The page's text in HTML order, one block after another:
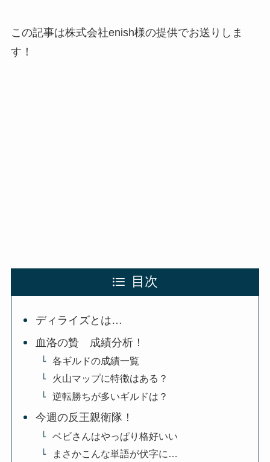
この記事は株式会社enish様の提供でお送りしま
す！
目次
ディライズとは…
血洛の贄 成績分析！
各ギルドの成績一覧
火山マップに特徴はある？
逆転勝ちが多いギルドは？
今週の反王親衛隊！
ベビさんはやっぱり格好いい
まさかこんな単語が伏字に…